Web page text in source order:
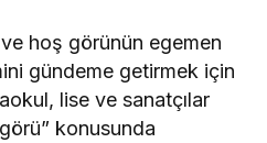
ve hoş görünün egemen
gündeme getirmek için
lise ve sanatçılar
konusunda